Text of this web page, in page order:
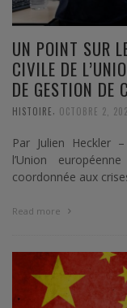
UN POINT SUR
CIVILE DE
DE GESTION DE
HISTOIRE OCTOBRE 2,
Par Julien Heckler
l’Union
coordonnée aux
Read more